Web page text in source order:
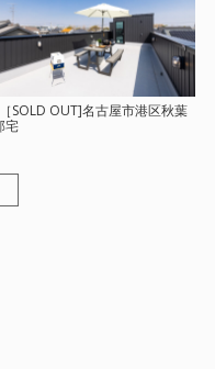
SOLD OUT]名古屋市港区秋葉
宅